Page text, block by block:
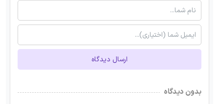
ارسال دیدگاه
بدون دیدگاه